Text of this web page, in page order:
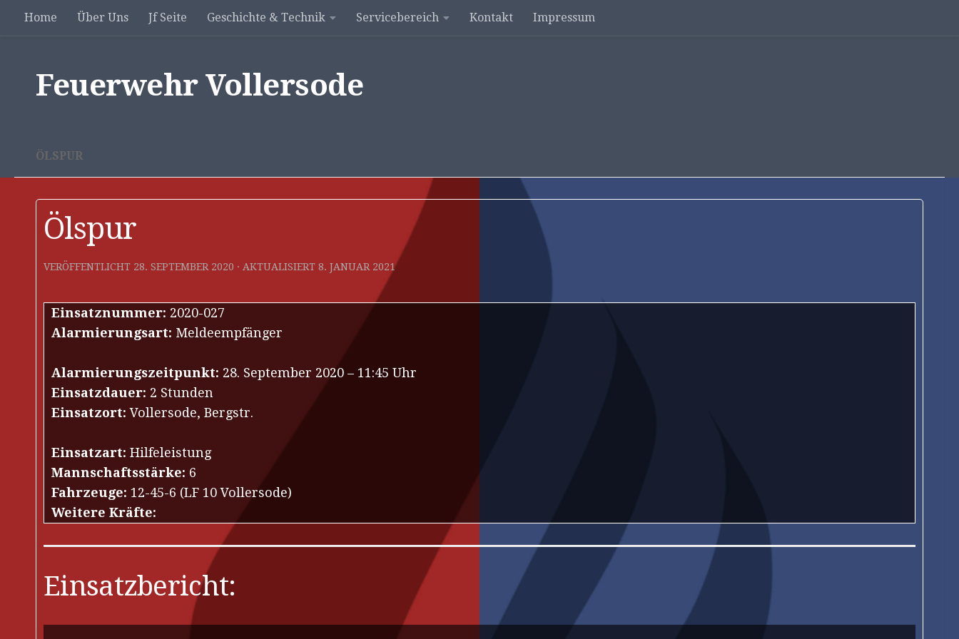
Unter dem Inhalt
Home Über Uns Jf Seite Geschichte & Technik Servicebereich Kontakt Impressum
Feuerwehr Vollersode
ÖLSPUR
Ölspur
VERÖFFENTLICHT 28. SEPTEMBER 2020 · AKTUALISIERT 8. JANUAR 2021
Einsatznummer: 2020-027
Alarmierungsart: Meldeempfänger
Alarmierungszeitpunkt: 28. September 2020 – 11:45 Uhr
Einsatzdauer: 2 Stunden
Einsatzort: Vollersode, Bergstr.
Einsatzart: Hilfeleistung
Mannschaftsstärke: 6
Fahrzeuge: 12-45-6 (LF 10 Vollersode)
Weitere Kräfte:
Einsatzbericht: